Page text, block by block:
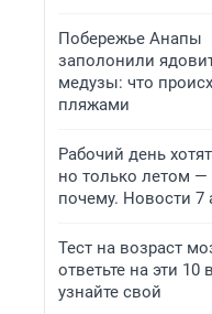
Побережье Анапы
заполонили
медузы: что
пляжами
Рабочий день
но только летом —
почему. Новости 7
Тест на возраст
ответьте на эти 10
узнайте свой